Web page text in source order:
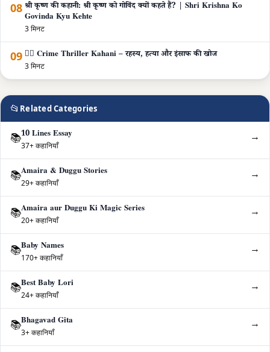
08 श्री कृष्ण की कहानी: श्री कृष्ण को गोविंद क्यों कहते हैं? | Shri Krishna Ko
Govinda Kyu Kehte
3 मिनट
09 🕵️‍♂️ Crime Thriller Kahani – रहस्य, हत्या और इंसाफ की खोज
3 मिनट
📂 Related Categories
📚10 Lines Essay
37+ कहानियाँ
→
📚Amaira & Duggu Stories
29+ कहानियाँ
→
📚Amaira aur Duggu Ki Magic Series
20+ कहानियाँ
→
📚Baby Names
170+ कहानियाँ
→
📚Best Baby Lori
24+ कहानियाँ
→
📚Bhagavad Gita
3+ कहानियाँ
→